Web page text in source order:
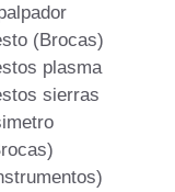
(Brocas)
plasma
sierras